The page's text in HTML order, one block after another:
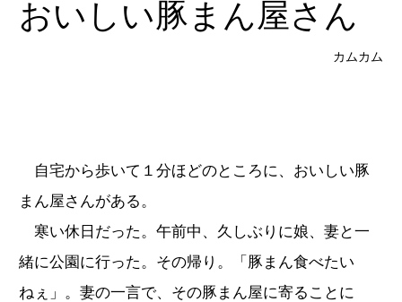
おいしい豚まん屋さん
カムカム
自宅から歩いて１分ほどのところに、おいしい豚
まん屋さんがある。
寒い休日だった。午前中、久しぶりに娘、妻と一
緒に公園に行った。その帰り。「豚まん食べたい
ねぇ」。妻の一言で、その豚まん屋に寄ることに